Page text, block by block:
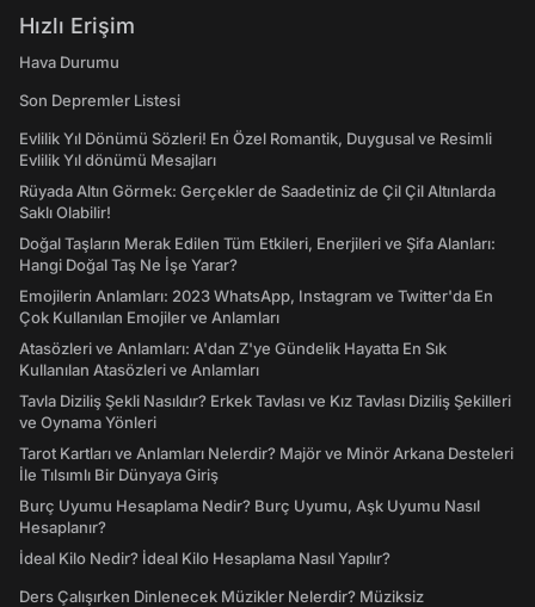
Hızlı Erişim
Hava Durumu
Son Depremler Listesi
Evlilik Yıl Dönümü Sözleri! En Özel Romantik, Duygusal ve Resimli
Evlilik Yıl dönümü Mesajları
Rüyada Altın Görmek: Gerçekler de Saadetiniz de Çil Çil Altınlarda
Saklı Olabilir!
Doğal Taşların Merak Edilen Tüm Etkileri, Enerjileri ve Şifa Alanları:
Hangi Doğal Taş Ne İşe Yarar?
Emojilerin Anlamları: 2023 WhatsApp, Instagram ve Twitter'da En
Çok Kullanılan Emojiler ve Anlamları
Atasözleri ve Anlamları: A'dan Z'ye Gündelik Hayatta En Sık
Kullanılan Atasözleri ve Anlamları
Tavla Diziliş Şekli Nasıldır? Erkek Tavlası ve Kız Tavlası Diziliş Şekilleri
ve Oynama Yönleri
Tarot Kartları ve Anlamları Nelerdir? Majör ve Minör Arkana Desteleri
İle Tılsımlı Bir Dünyaya Giriş
Burç Uyumu Hesaplama Nedir? Burç Uyumu, Aşk Uyumu Nasıl
Hesaplanır?
İdeal Kilo Nedir? İdeal Kilo Hesaplama Nasıl Yapılır?
Ders Çalışırken Dinlenecek Müzikler Nelerdir? Müziksiz